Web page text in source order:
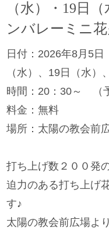
（水）・19日
ンバレーミニ
日付：2026年8月5日
（水）、19日（水）
時間：20：30～ （
料金：無料
場所：太陽の教会前
打ち上げ数２００発
迫力のある打ち上げ
す♪
太陽の教会前広場よ